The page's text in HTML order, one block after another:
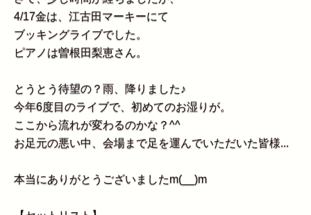
4/17金は、江古田マーキーにて
ブッキングライブでした。
ピアノは曽根田梨恵さん。
とうとう待望の？雨、降りました♪
今年6度目のライブで、初めてのお湿りが。
ここから流れが変わるのかな？^^
お足元の悪い中、会場まで足を運んでいただいた皆様...
本当にありがとうございましたm(__)m